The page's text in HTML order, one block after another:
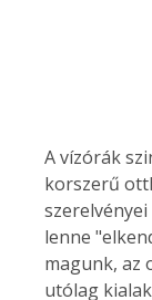
A vízórák
korszerű
lenne
magunk, az
utólag